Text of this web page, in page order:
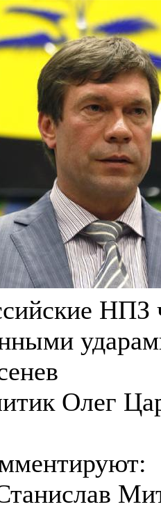
НПЗ
Олег